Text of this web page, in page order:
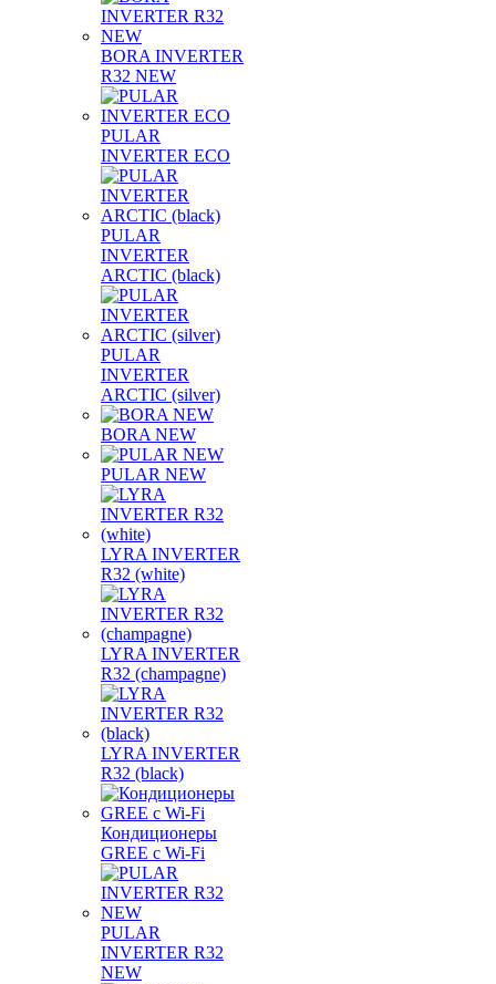
BORA INVERTER
R32 NEW
PULAR
INVERTER ECO
PULAR
INVERTER
ARCTIC (black)
PULAR
INVERTER
ARCTIC (silver)
BORA NEW
PULAR NEW
LYRA INVERTER
R32 (white)
LYRA INVERTER
R32 (champagne)
LYRA INVERTER
R32 (black)
Кондиционеры
GREE с Wi-Fi
PULAR
INVERTER R32
NEW